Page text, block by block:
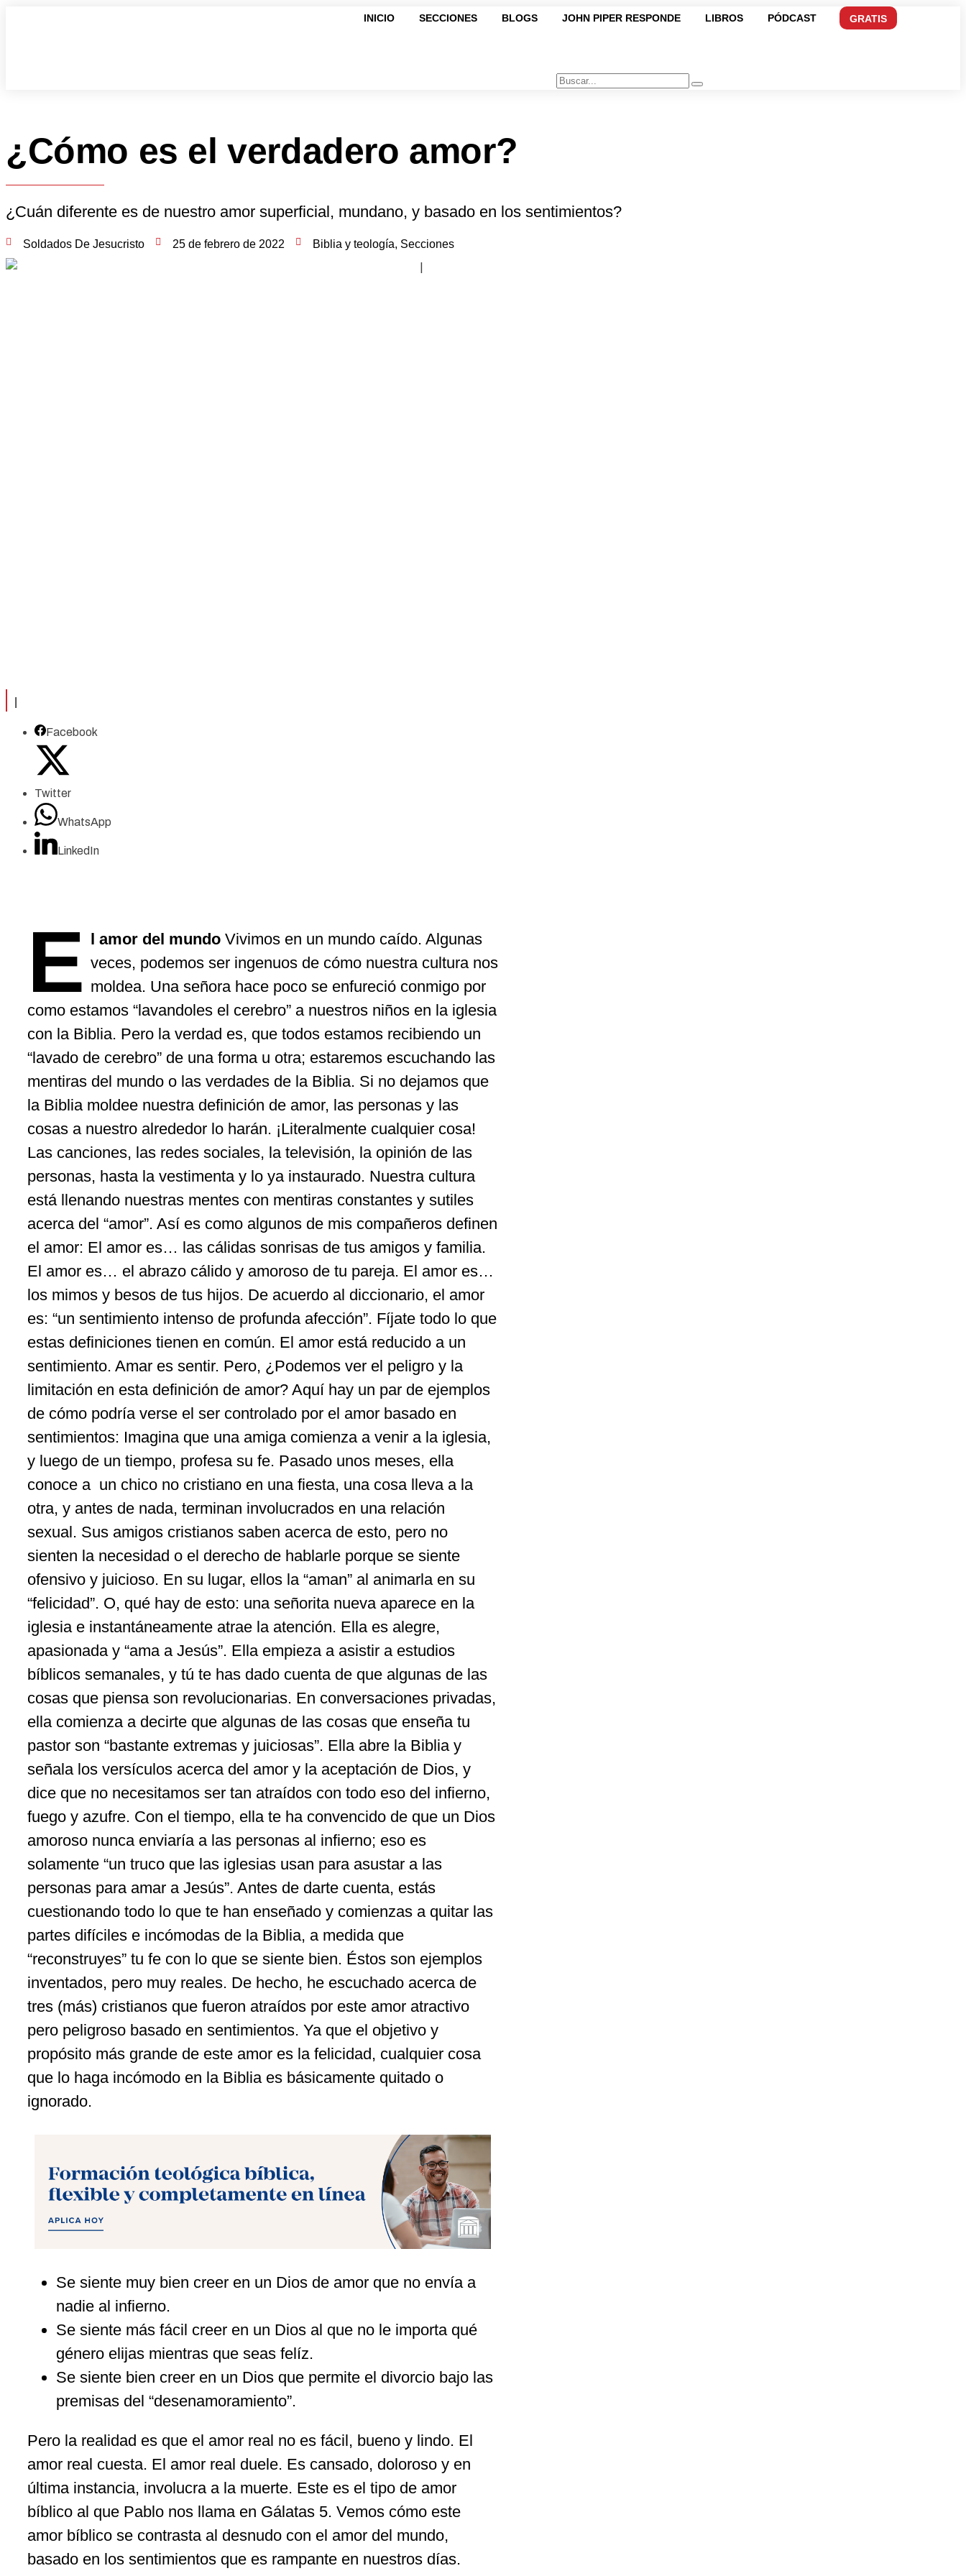
INICIO SECCIONES BLOGS JOHN PIPER RESPONDE LIBROS PÓDCAST GRATIS
¿Cómo es el verdadero amor?
¿Cuán diferente es de nuestro amor superficial, mundano, y basado en los sentimientos?
Soldados De Jesucristo 25 de febrero de 2022 Biblia y teología, Secciones
Facebook
Twitter
WhatsApp
LinkedIn
E l amor del mundo Vivimos en un mundo caído. Algunas
veces, podemos ser ingenuos de cómo nuestra cultura nos
moldea. Una señora hace poco se enfureció conmigo por
como estamos “lavandoles el cerebro” a nuestros niños en la iglesia
con la Biblia. Pero la verdad es, que todos estamos recibiendo un
“lavado de cerebro” de una forma u otra; estaremos escuchando las
mentiras del mundo o las verdades de la Biblia. Si no dejamos que
la Biblia moldee nuestra definición de amor, las personas y las
cosas a nuestro alrededor lo harán. ¡Literalmente cualquier cosa!
Las canciones, las redes sociales, la televisión, la opinión de las
personas, hasta la vestimenta y lo ya instaurado. Nuestra cultura
está llenando nuestras mentes con mentiras constantes y sutiles
acerca del “amor”. Así es como algunos de mis compañeros definen
el amor: El amor es… las cálidas sonrisas de tus amigos y familia.
El amor es… el abrazo cálido y amoroso de tu pareja. El amor es…
los mimos y besos de tus hijos. De acuerdo al diccionario, el amor
es: “un sentimiento intenso de profunda afección”. Fíjate todo lo que
estas definiciones tienen en común. El amor está reducido a un
sentimiento. Amar es sentir. Pero, ¿Podemos ver el peligro y la
limitación en esta definición de amor? Aquí hay un par de ejemplos
de cómo podría verse el ser controlado por el amor basado en
sentimientos: Imagina que una amiga comienza a venir a la iglesia,
y luego de un tiempo, profesa su fe. Pasado unos meses, ella
conoce a un chico no cristiano en una fiesta, una cosa lleva a la
otra, y antes de nada, terminan involucrados en una relación
sexual. Sus amigos cristianos saben acerca de esto, pero no
sienten la necesidad o el derecho de hablarle porque se siente
ofensivo y juicioso. En su lugar, ellos la “aman” al animarla en su
“felicidad”. O, qué hay de esto: una señorita nueva aparece en la
iglesia e instantáneamente atrae la atención. Ella es alegre,
apasionada y “ama a Jesús”. Ella empieza a asistir a estudios
bíblicos semanales, y tú te has dado cuenta de que algunas de las
cosas que piensa son revolucionarias. En conversaciones privadas,
ella comienza a decirte que algunas de las cosas que enseña tu
pastor son “bastante extremas y juiciosas”. Ella abre la Biblia y
señala los versículos acerca del amor y la aceptación de Dios, y
dice que no necesitamos ser tan atraídos con todo eso del infierno,
fuego y azufre. Con el tiempo, ella te ha convencido de que un Dios
amoroso nunca enviaría a las personas al infierno; eso es
solamente “un truco que las iglesias usan para asustar a las
personas para amar a Jesús”. Antes de darte cuenta, estás
cuestionando todo lo que te han enseñado y comienzas a quitar las
partes difíciles e incómodas de la Biblia, a medida que
“reconstruyes” tu fe con lo que se siente bien. Éstos son ejemplos
inventados, pero muy reales. De hecho, he escuchado acerca de
tres (más) cristianos que fueron atraídos por este amor atractivo
pero peligroso basado en sentimientos. Ya que el objetivo y
propósito más grande de este amor es la felicidad, cualquier cosa
que lo haga incómodo en la Biblia es básicamente quitado o
ignorado.
Se siente muy bien creer en un Dios de amor que no envía a
nadie al infierno.
Se siente más fácil creer en un Dios al que no le importa qué
género elijas mientras que seas felíz.
Se siente bien creer en un Dios que permite el divorcio bajo las
premisas del “desenamoramiento”.
Pero la realidad es que el amor real no es fácil, bueno y lindo. El
amor real cuesta. El amor real duele. Es cansado, doloroso y en
última instancia, involucra a la muerte. Este es el tipo de amor
bíblico al que Pablo nos llama en Gálatas 5. Vemos cómo este
amor bíblico se contrasta al desnudo con el amor del mundo,
basado en los sentimientos que es rampante en nuestros días.